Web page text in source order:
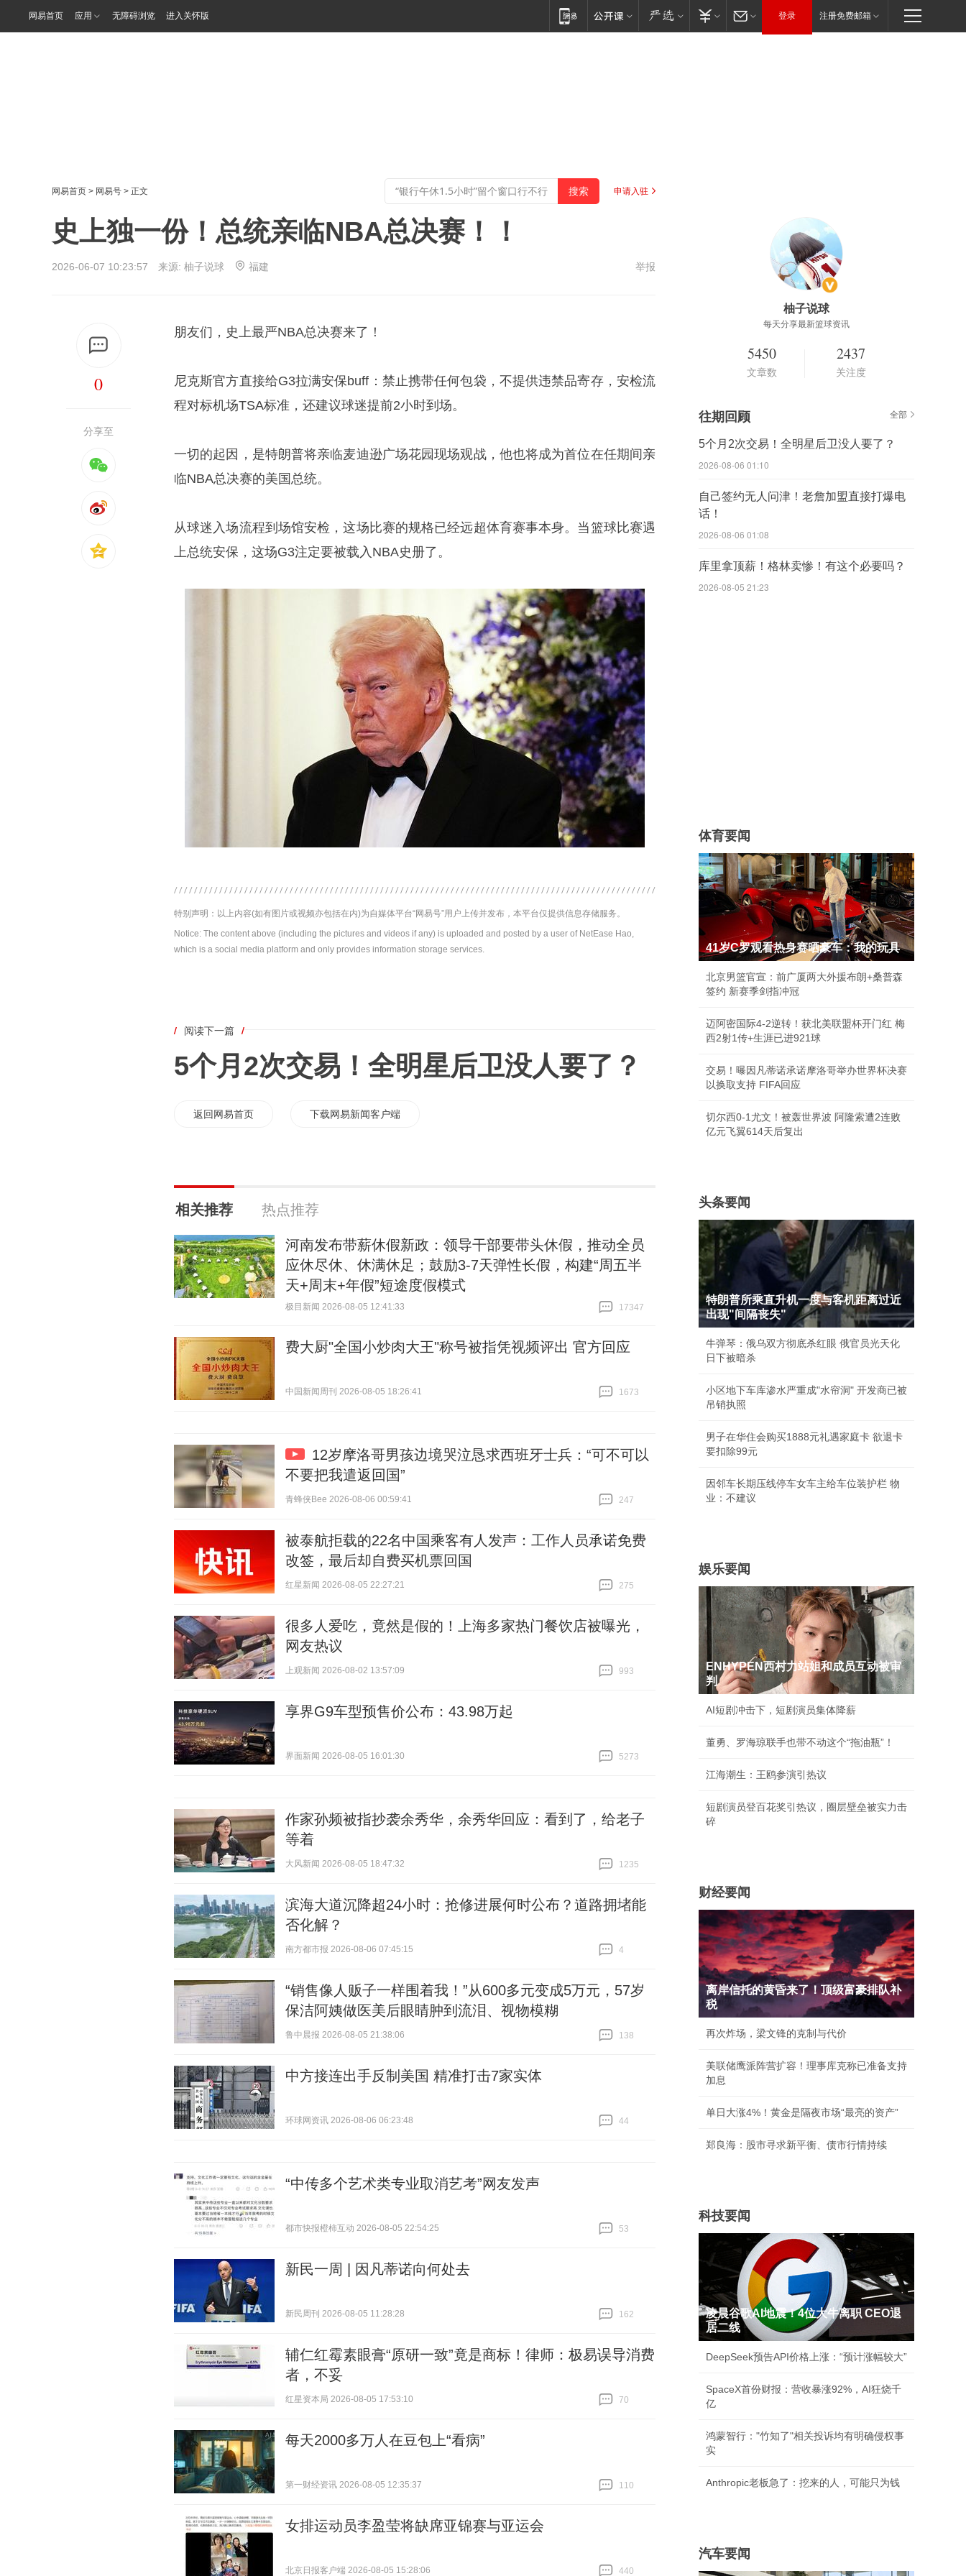
网易首页 应用 无障碍浏览 进入关怀版 登录 注册免费邮箱
网易首页 > 网易号 > 正文 申请入驻
史上独一份！总统亲临NBA总决赛！！
2026-06-07 10:23:57 来源: 柚子说球 福建 举报
0
分享至
朋友们，史上最严NBA总决赛来了！
尼克斯官方直接给G3拉满安保buff：禁止携带任何包袋，不提供违禁品寄存，安检流
程对标机场TSA标准，还建议球迷提前2小时到场。
一切的起因，是特朗普将亲临麦迪逊广场花园现场观战，他也将成为首位在任期间亲
临NBA总决赛的美国总统。
从球迷入场流程到场馆安检，这场比赛的规格已经远超体育赛事本身。当篮球比赛遇
上总统安保，这场G3注定要被载入NBA史册了。
特别声明：以上内容(如有图片或视频亦包括在内)为自媒体平台“网易号”用户上传并发布，本平台仅提供信息存储服务。
Notice: The content above (including the pictures and videos if any) is uploaded and posted by a user of NetEase Hao,
which is a social media platform and only provides information storage services.
/ 阅读下一篇 /
5个月2次交易！全明星后卫没人要了？
返回网易首页 下载网易新闻客户端
相关推荐 热点推荐
河南发布带薪休假新政：领导干部要带头休假，推动全员
应休尽休、休满休足；鼓励3-7天弹性长假，构建“周五半
天+周末+年假”短途度假模式
极目新闻 2026-08-05 12:41:33
17347
费大厨"全国小炒肉大王"称号被指凭视频评出 官方回应
中国新闻周刊 2026-08-05 18:26:41
1673
12岁摩洛哥男孩边境哭泣恳求西班牙士兵：“可不可以
不要把我遣返回国”
青蜂侠Bee 2026-08-06 00:59:41
247
被泰航拒载的22名中国乘客有人发声：工作人员承诺免费
改签，最后却自费买机票回国
红星新闻 2026-08-05 22:27:21
275
很多人爱吃，竟然是假的！上海多家热门餐饮店被曝光，
网友热议
上观新闻 2026-08-02 13:57:09
993
享界G9车型预售价公布：43.98万起
界面新闻 2026-08-05 16:01:30
5273
作家孙频被指抄袭余秀华，余秀华回应：看到了，给老子
等着
大风新闻 2026-08-05 18:47:32
1235
滨海大道沉降超24小时：抢修进展何时公布？道路拥堵能
否化解？
南方都市报 2026-08-06 07:45:15
4
“销售像人贩子一样围着我！”从600多元变成5万元，57岁
保洁阿姨做医美后眼睛肿到流泪、视物模糊
鲁中晨报 2026-08-05 21:38:06
138
中方接连出手反制美国 精准打击7家实体
环球网资讯 2026-08-06 06:23:48
44
“中传多个艺术类专业取消艺考”网友发声
都市快报橙柿互动 2026-08-05 22:54:25
53
新民一周 | 因凡蒂诺向何处去
新民周刊 2026-08-05 11:28:28
162
辅仁红霉素眼膏“原研一致”竟是商标！律师：极易误导消费
者，不妥
红星资本局 2026-08-05 17:53:10
70
每天2000多万人在豆包上“看病”
第一财经资讯 2026-08-05 12:35:37
110
女排运动员李盈莹将缺席亚锦赛与亚运会
北京日报客户端 2026-08-05 15:28:06 440
柚子说球
每天分享最新篮球资讯
5450
文章数
2437
关注度
往期回顾 全部
5个月2次交易！全明星后卫没人要了？
2026-08-06 01:10
自己签约无人问津！老詹加盟直接打爆电
话！
2026-08-06 01:08
库里拿顶薪！格林卖惨！有这个必要吗？
2026-08-05 21:23
体育要闻
41岁C罗观看热身赛晒豪车：我的玩具
北京男篮官宣：前广厦两大外援布朗+桑普森
签约 新赛季剑指冲冠
迈阿密国际4-2逆转！获北美联盟杯开门红 梅
西2射1传+生涯已进921球
交易！曝因凡蒂诺承诺摩洛哥举办世界杯决赛
以换取支持 FIFA回应
切尔西0-1尤文！被轰世界波 阿隆索遭2连败
亿元飞翼614天后复出
头条要闻
特朗普所乘直升机一度与客机距离过近
出现"间隔丧失"
牛弹琴：俄乌双方彻底杀红眼 俄官员光天化
日下被暗杀
小区地下车库渗水严重成"水帘洞" 开发商已被
吊销执照
男子在华住会购买1888元礼遇家庭卡 欲退卡
要扣除99元
因邻车长期压线停车女车主给车位装护栏 物
业：不建议
娱乐要闻
ENHYPEN西村力站姐和成员互动被审
判
AI短剧冲击下，短剧演员集体降薪
董勇、罗海琼联手也带不动这个“拖油瓶”！
江海潮生：王鸥参演引热议
短剧演员登百花奖引热议，圈层壁垒被实力击
碎
财经要闻
离岸信托的黄昏来了！顶级富豪排队补
税
再次炸场，梁文锋的克制与代价
美联储鹰派阵营扩容！理事库克称已准备支持
加息
单日大涨4%！黄金是隔夜市场“最亮的资产”
郑良海：股市寻求新平衡、债市行情持续
科技要闻
凌晨谷歌AI地震！4位大牛离职 CEO退
居二线
DeepSeek预告API价格上涨：“预计涨幅较大”
SpaceX首份财报：营收暴涨92%，AI狂烧千
亿
鸿蒙智行："竹知了"相关投诉均有明确侵权事
实
Anthropic老板急了：挖来的人，可能只为钱
汽车要闻